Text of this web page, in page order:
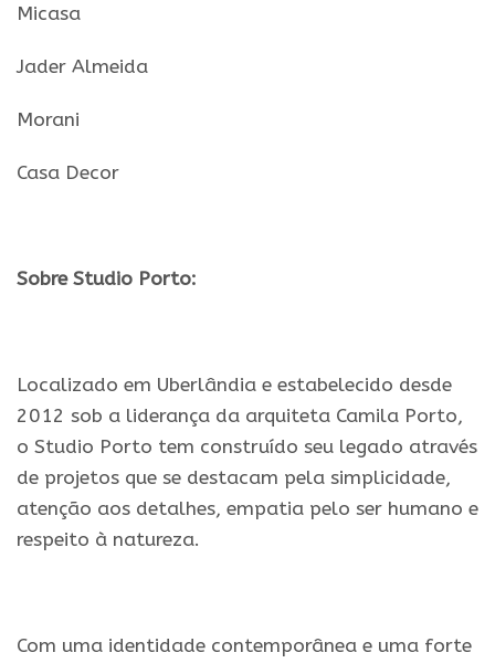
Micasa
Jader Almeida
Morani
Casa Decor
Sobre Studio Porto:
Localizado em Uberlândia e estabelecido desde
2012 sob a liderança da arquiteta Camila Porto,
o Studio Porto tem construído seu legado através
de projetos que se destacam pela simplicidade,
atenção aos detalhes, empatia pelo ser humano e
respeito à natureza.
Com uma identidade contemporânea e uma forte